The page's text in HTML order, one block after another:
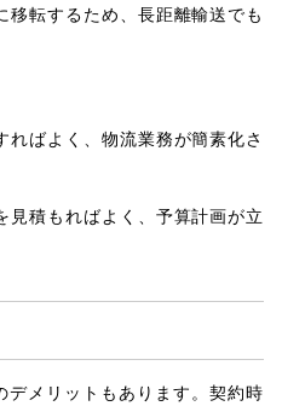
移転するため、長距離輸送でも
ればよく、物流業務が簡素化さ
見積もればよく、予算計画が立
デメリットもあります。契約時